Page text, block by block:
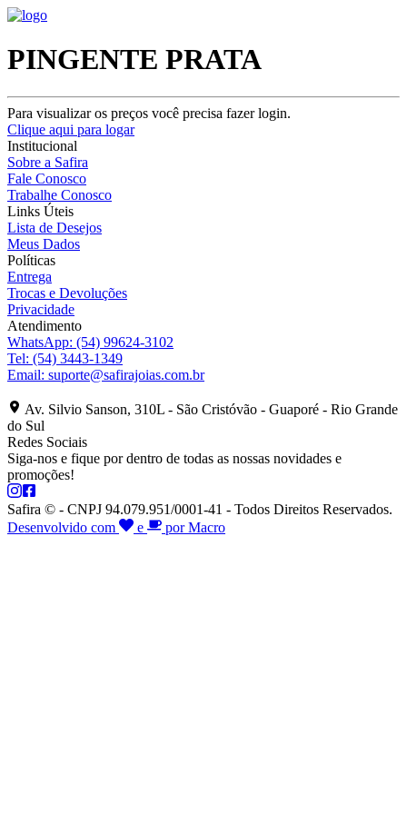
PINGENTE PRATA
Para visualizar os preços você precisa fazer login.
Clique aqui para logar
Institucional
Sobre a Safira
Fale Conosco
Trabalhe Conosco
Links Úteis
Lista de Desejos
Meus Dados
Políticas
Entrega
Trocas e Devoluções
Privacidade
Atendimento
WhatsApp: (54) 99624-3102
Tel: (54) 3443-1349
Email: suporte@safirajoias.com.br
Av. Silvio Sanson, 310L - São Cristóvão - Guaporé - Rio Grande
do Sul
Redes Sociais
Siga-nos e fique por dentro de todas as nossas novidades e
promoções!
Safira © - CNPJ 94.079.951/0001-41 - Todos Direitos Reservados.
Desenvolvido com
e por Macro